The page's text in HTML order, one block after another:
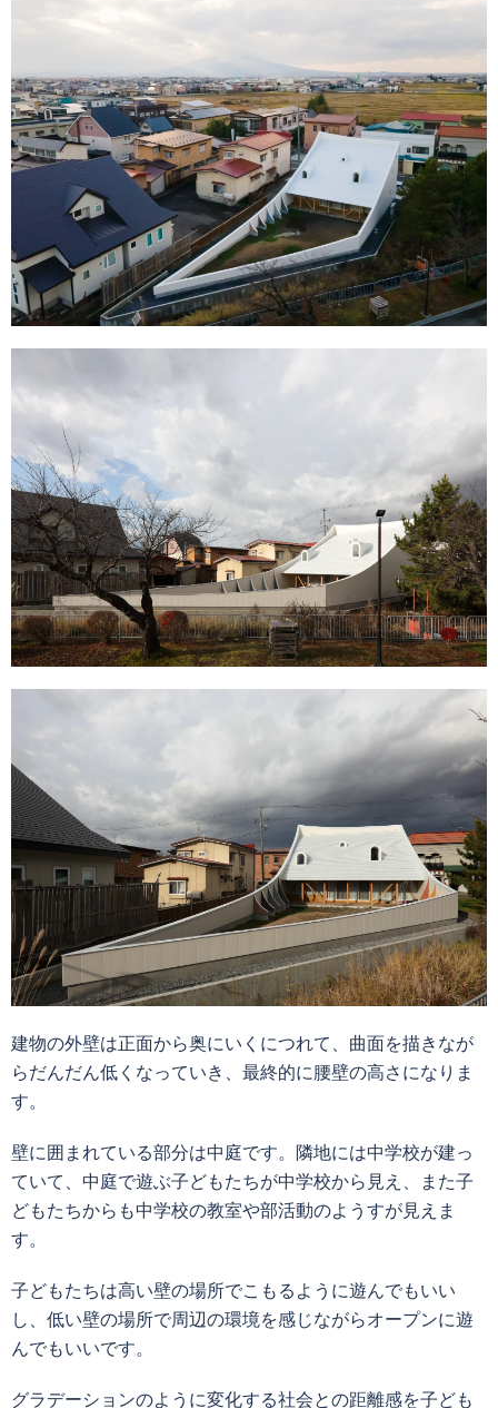
建物の外壁は正面から奥にいくにつれて、曲面を描きなが
らだんだん低くなっていき、最終的に腰壁の高さになりま
す。
壁に囲まれている部分は中庭です。隣地には中学校が建っ
ていて、中庭で遊ぶ子どもたちが中学校から見え、また子
どもたちからも中学校の教室や部活動のようすが見えま
す。
子どもたちは高い壁の場所でこもるように遊んでもいい
し、低い壁の場所で周辺の環境を感じながらオープンに遊
んでもいいです。
グラデーションのように変化する社会との距離感を子ども